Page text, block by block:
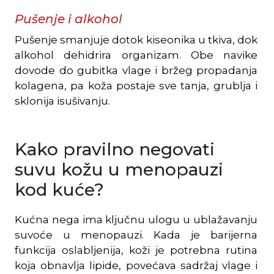
Pušenje i alkohol
Pušenje smanjuje dotok kiseonika u tkiva, dok
alkohol dehidrira organizam. Obe navike
dovode do gubitka vlage i bržeg propadanja
kolagena, pa koža postaje sve tanja, grublja i
sklonija isušivanju.
Kako pravilno negovati
suvu kožu u menopauzi
kod kuće?
Kućna nega ima ključnu ulogu u ublažavanju
suvoće u menopauzi. Kada je barijerna
funkcija oslabljenija, koži je potrebna rutina
koja obnavlja lipide, povećava sadržaj vlage i